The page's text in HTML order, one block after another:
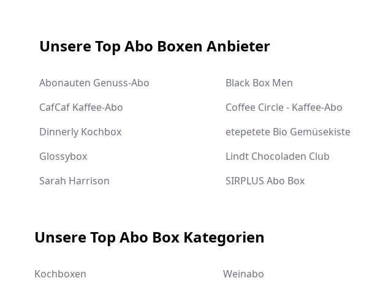
Unsere Top Abo Boxen Anbieter
Abonauten Genuss-Abo Black Box Men
CafCaf Kaffee-Abo
Coffee Circle - Kaffee-Abo
Dinnerly Kochbox
etepetete Bio Gemüsekiste
Glossybox
Lindt Chocoladen Club
Sarah Harrison
SIRPLUS Abo Box
Unsere Top Abo Box Kategorien
Kochboxen Weinabo